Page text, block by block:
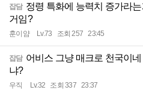
잡담 정령 특화에 능력치 증가라
거임?
훈이얌 Lv.73 조회 257 23:45
잡담 어비스 그냥 매크로 천국이
냐?
우직 Lv.32 조회 337 23:37